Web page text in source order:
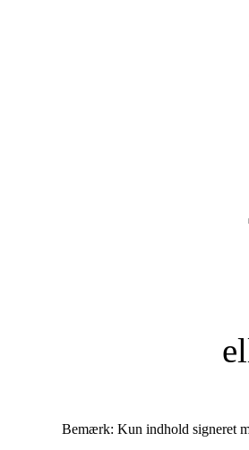
Bemærk: Kun indhold signeret